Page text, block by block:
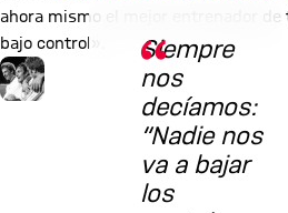
ahora mismo el mejor entrenador de
bajo control».
© Imago
Siempre
nos
decíamos:
“Nadie nos
va a bajar
los